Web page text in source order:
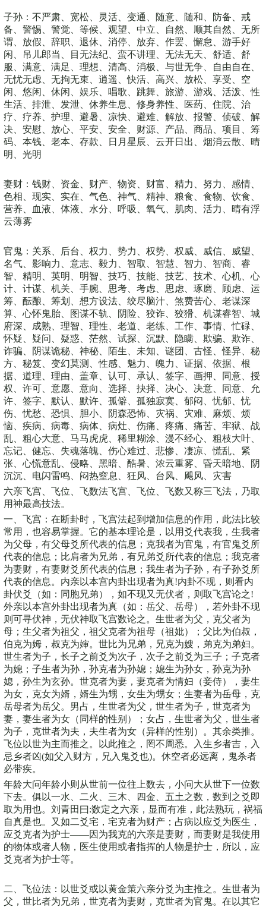
子孙：不严肃、宽松、灵活、变通、随意、随和、防备、戒
备、警惕、警觉、等候、观望、中立、自然、顺其自然、无所
谓、放假、辞职、退休、消停、放弃、作罢、懈怠、游手好
闲、吊儿郎当、目无法纪、蛮不讲理、无法无天、舒适、舒
服、满意、满足、理想、清高、消极、与世无争、自由自在、
无忧无虑、无拘无束、逍遥、快活、高兴、放松、享受、空
闲、悠闲、休闲、娱乐、唱歌、跳舞、旅游、游戏、活泼、性
生活、排泄、发泄、休养生息、修身养性、医药、住院、治
疗、疗养、护理、避暑、凉快、避难、解放、报警、侦破、解
决、安慰、放心、平安、安全、财源、产品、商品、项目、筹
码、本钱、老本、存款、日月星辰、云开日出、烟消云散、晴
明、光明
妻财：钱财、资金、财产、物资、财富、精力、努力、感情、
色相、现实、实在、气色、神气、精神、粮食、食物、饮食、
营养、血液、体液、水分、呼吸、氧气、肌肉、活力、晴有浮
云薄雾
官鬼：关系、后台、权力、势力、权势、权威、威信、威望、
名气、影响力、意志、毅力、智取、智慧、智力、智商、睿
智、精明、英明、明智、技巧、技能、技艺、技术、心机、心
计、计谋、机关、手腕、思考、考虑、思虑、琢磨、顾虑、运
筹、酝酿、筹划、想方设法、绞尽脑汁、煞费苦心、老谋深
算、心怀鬼胎、图谋不轨、阴险、狡诈、狡猾、机谋睿智、城
府深、成熟、理智、理性、老道、老练、工作、事情、忙碌、
怀疑、疑问、疑惑、茫然、试探、沉默、隐瞒、欺骗、欺诈、
诈骗、阴谋诡秘、神秘、陌生、未知、谜团、古怪、怪异、秘
方、秘笈、变幻莫测、性感、魅力、魄力、证据、依据、根
据、道理、理由、盖章、认可、承认、签字、画押、同意、授
权、许可、意愿、意向、选择、抉择、决心、决意、同意、允
许、签字、默认、默许、孤僻、孤独寂寞、郁闷、忧郁、忧
伤、忧愁、恐惧、胆小、阴森恐怖、灾祸、灾难、麻烦、烦
恼、疾病、病毒、病体、病灶、伤痛、疼痛、痛苦、牢狱、战
乱、粗心大意、马马虎虎、稀里糊涂、漫不经心、粗枝大叶、
忘记、健忘、失魂落魄、伤心难过、悲惨、凄凉、慌乱、紧
张、心慌意乱、侵略、黑暗、酷暑、浓云重雾、昏天暗地、阴
沉沉、电闪雷鸣、闷热窒息、狂风、台风、飓风、灾害
六亲飞宫、飞位、飞数法飞宫、飞位、飞数又称三飞法，乃取
用神最高技法。
一、飞宫：在断卦时，飞宫法起到增加信息的作用，此法比较
常用，也容易掌握。它的基本理论是，以用爻代表我，生我者
为父母，有父母爻所代表的信息；克我者为官鬼，有官鬼爻所
代表的信息；比肩者为兄弟，有兄弟爻所代表的信息；我克者
为妻财，有妻财爻所代表的信息；我生者为子孙，有子孙爻所
代表的信息。内亲以本宫内卦出现者为真!内卦不现，则看内
卦伏爻（如：同胞兄弟），如不现又无伏者，则取飞宫论之!
外亲以本宫外卦出现者为真（如：岳父、岳母），若外卦不现
则可寻伏神，无伏神取飞宫数论之。生世者为父，克父者为
母；生父者为祖父，祖父克者为祖母（祖妣）；父比为伯叔，
伯克为姆，叔克为婶。世比为兄弟，兄克为嫂，弟克为弟妇。
世生者为子，长子之前爻为次子，次子之前爻为三子；子克者
为媳；子生者为孙，孙克者为孙媳；媳生为孙女，孙克为孙
媳，孙生为玄孙。世克者为妻，妻克者为情妇（妾侍），妻生
为女，克女为婿，婿生为甥，女生为甥女；生妻者为岳母，克
岳母者为岳父。男占，生世者为父，世生者为子，世克者为
妻，妻生者为女（同样的性别）；女占，生世者为父，世生者
为子，克世者为夫，夫生者为女（异样的性别）。其余类推。
飞位以世为主而推之。以此推之，罔不周悉。入生乡者吉，入
忌乡者凶(如父入财方，兄入鬼爻也)。休空者必远离，鬼杀者
必带疾。
年龄大问年龄小则从世前一位往上数去，小问大从世下一位数
下去。俱以一水、二火、三木、四金、五土之数，数到之爻即
取为用也。刘青田曰:数定之六亲，显而有准，此法熟玩，祸福
自真是也。又如二爻宅，宅克者为财产；占病以应爻为医生，
应爻克者为护士——因为我克的六亲是妻财，而妻财是我使用
的物体或者人物，医生使用或者指挥的人物是护士，所以，应
爻克者为护士等。
二、飞位法：以世爻或以黄金策六亲分爻为主推之。生世者为
父，世比者为兄弟，世克者为妻财，克世者为官鬼。在以其它